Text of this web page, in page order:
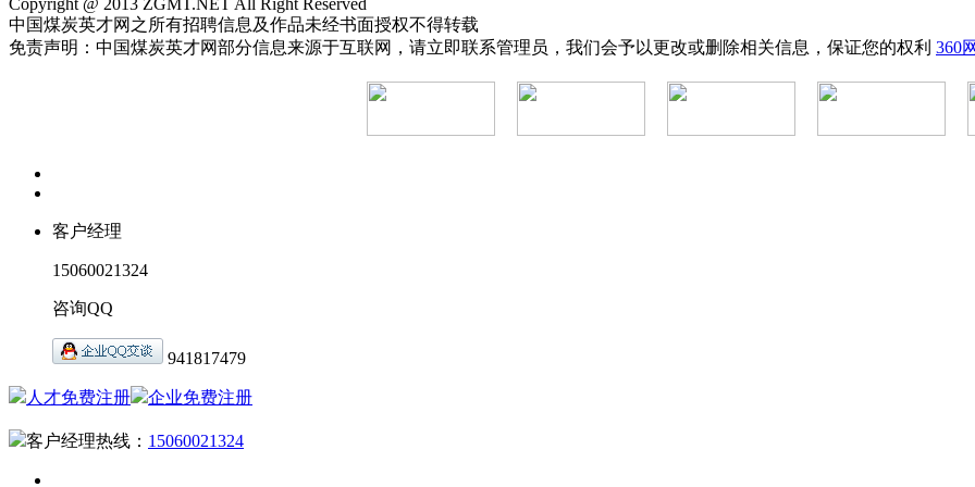
中国煤炭英才网之所有招聘信息及作品未经书面授权不得转载
免责声明：中国煤炭英才网部分信息来源于互联网，请立即联系管理员，我们会予以更改或删除相关信息，保证您的权利 360
客户经理
15060021324
咨询QQ
941817479
人才免费注册 企业免费注册
客户经理热线： 15060021324